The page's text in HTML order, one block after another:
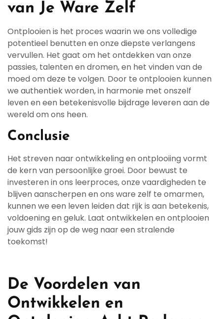
van Je Ware Zelf
Ontplooien is het proces waarin we ons volledige
potentieel benutten en onze diepste verlangens
vervullen. Het gaat om het ontdekken van onze
passies, talenten en dromen, en het vinden van de
moed om deze te volgen. Door te ontplooien kunnen
we authentiek worden, in harmonie met onszelf
leven en een betekenisvolle bijdrage leveren aan de
wereld om ons heen.
Conclusie
Het streven naar ontwikkeling en ontplooiing vormt
de kern van persoonlijke groei. Door bewust te
investeren in ons leerproces, onze vaardigheden te
blijven aanscherpen en ons ware zelf te omarmen,
kunnen we een leven leiden dat rijk is aan betekenis,
voldoening en geluk. Laat ontwikkelen en ontplooien
jouw gids zijn op de weg naar een stralende
toekomst!
De Voordelen van
Ontwikkelen en